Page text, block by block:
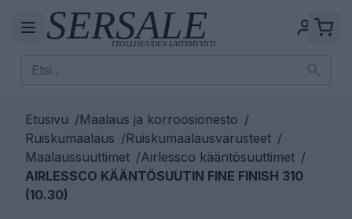
Etusivu /Maalaus ja korroosionesto /
Ruiskumaalaus /Ruiskumaalausvarusteet /
Maalaussuuttimet /Airlessco kääntösuuttimet /
AIRLESSCO KÄÄNTÖSUUTIN FINE FINISH 310
(10.30)